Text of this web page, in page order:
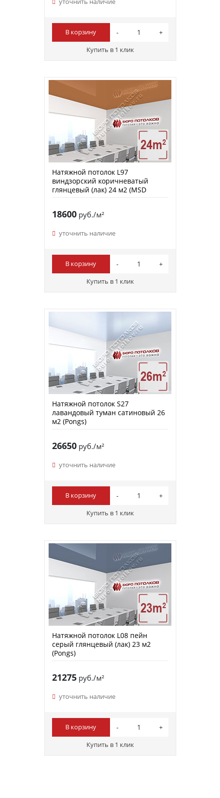
В корзину
Купить в 1 клик
Натяжной потолок L97
виндзорский коричневатый
глянцевый (лак) 24 м2 (MSD
18600руб./м²
уточнить наличие
В корзину
Купить в 1 клик
Натяжной потолок S27
лавандовый туман сатиновый 26
м2 (Pongs)
26650руб./м²
уточнить наличие
В корзину
Купить в 1 клик
Натяжной потолок L08 пейн
серый глянцевый (лак) 23 м2
(Pongs)
21275руб./м²
уточнить наличие
В корзину
Купить в 1 клик